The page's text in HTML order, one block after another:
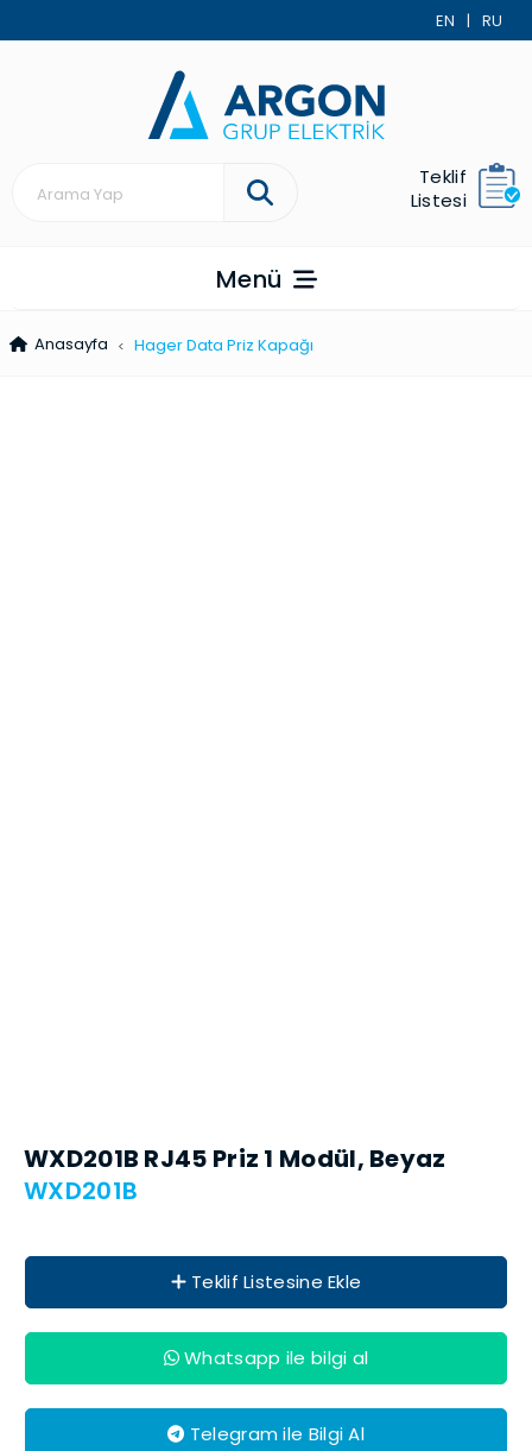
EN | RU
Teklif
Listesi
Menü
Anasayfa Hager Data Priz Kapağı
WXD201B RJ45 Priz 1 Modül, Beyaz
WXD201B
Teklif Listesine Ekle
Whatsapp ile bilgi al
Telegram ile Bilgi Al